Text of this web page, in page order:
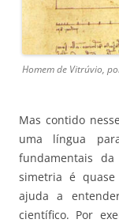
Homem de Vitrúvio,
Mas contido
uma língua
fundamentais
simetria é
ajuda a
científico. Por